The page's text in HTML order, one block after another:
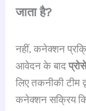
जाता है?
नहीं, कनेक्शन
आवेदन के बाद
लिए तकनीकी टीम
कनेक्शन सक्रिय